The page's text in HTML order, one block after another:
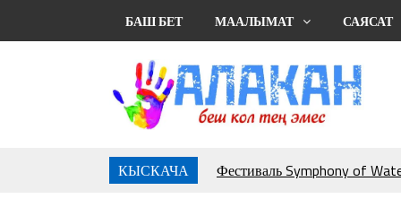
БАШ БЕТ МААЛЫМАТ САЯСАТ
КЫСКАЧА
Фестиваль Symphony of